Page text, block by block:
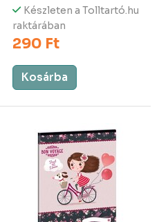
Készleten a Tolltartó.hu
raktárában
290 Ft
Kosárba